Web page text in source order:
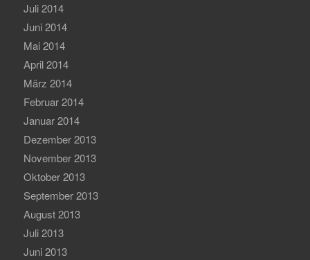
Juli 2014
Juni 2014
Mai 2014
April 2014
März 2014
Februar 2014
Januar 2014
Dezember 2013
November 2013
Oktober 2013
September 2013
August 2013
Juli 2013
Juni 2013